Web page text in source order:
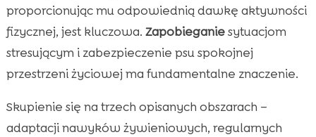
proporcionując mu odpowiednią dawkę aktywności
fizycznej, jest kluczowa. Zapobieganiesytuacjom
stresującym i zabezpieczenie psu spokojnej
przestrzeni życiowej ma fundamentalne znaczenie.
Skupienie się na trzech opisanych obszarach –
adaptacji nawyków żywieniowych, regularnych